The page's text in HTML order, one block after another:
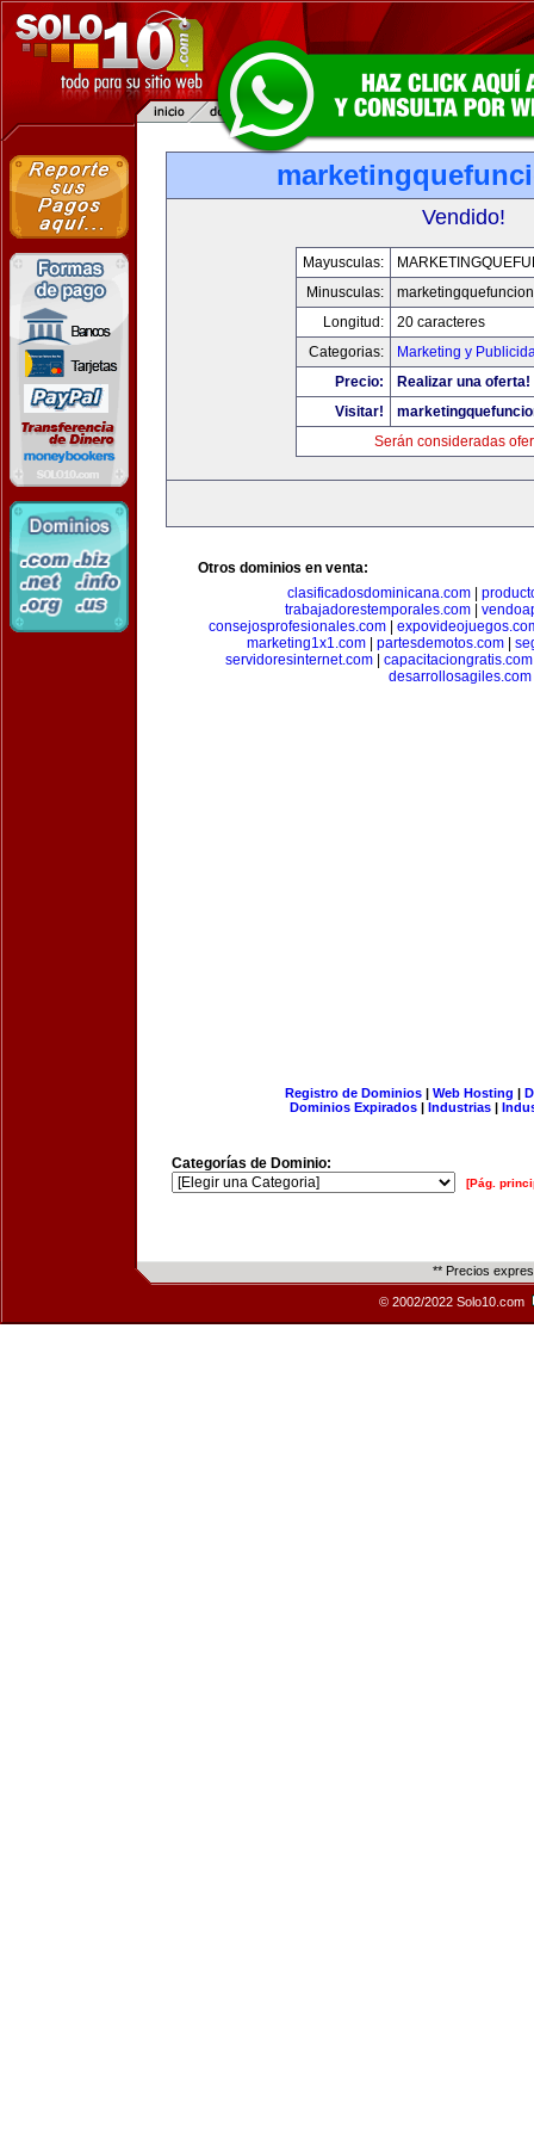
Vendido!
Mayusculas:
Minusculas:
Longitud:
20 caracteres
Categorias:
Marketing y
Precio:
Realizar una oferta!
Visitar!
Serán consideradas
Otros dominios en venta:
clasificadosdominicana.com
trabajadorestemporales.com
consejosprofesionales.com|
marketing1x1.com| partesdemotos.com|
servidoresinternet.com| capacitaciongratis.com
desarrollosagiles.com
Registro de Dominios| Web Hosting |
Dominios Expirados | Industrias |
Categorías de Dominio:
[Pág.
** Precios
© 2002/2022 Solo10.com